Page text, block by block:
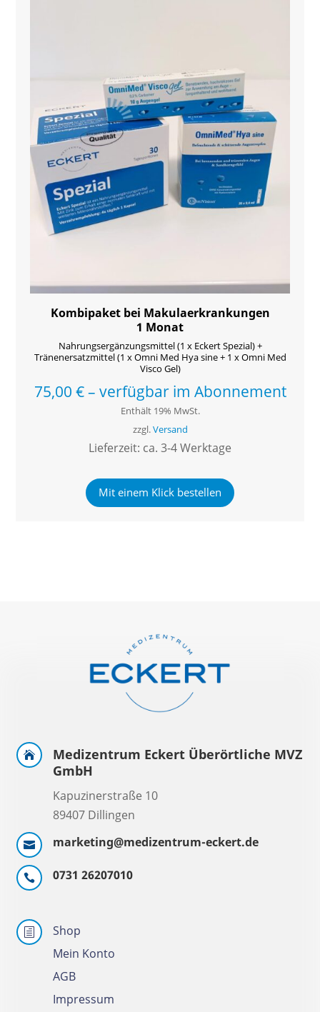
Kombipaket bei Makulaerkrankungen
1 Monat
Nahrungsergänzungsmittel (1 x Eckert Spezial) +
Tränenersatzmittel (1 x Omni Med Hya sine + 1 x Omni Med
Visco Gel)
75,00 €– verfügbar im Abonnement
Enthält 19% MwSt.
zzgl.Versand
Lieferzeit: ca. 3-4 Werktage
Mit einem Klick bestellen

Medizentrum Eckert Überörtliche MVZ
GmbH
Kapuzinerstraße 10
89407 Dillingen
 marketing@medizentrum-eckert.de
 0731 26207010
h
Shop
Mein Konto
AGB
Impressum